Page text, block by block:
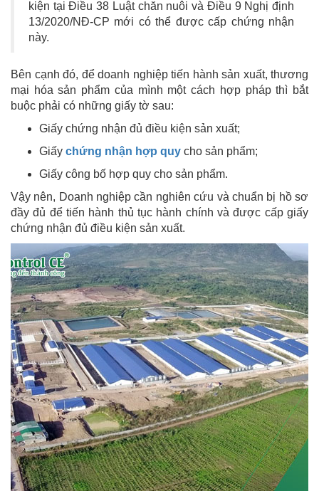
kiện tại Điều 38 Luật chăn nuôi và Điều 9 Nghị định
13/2020/NĐ-CP mới có thể được cấp chứng nhận
này.
Bên cạnh đó, để doanh nghiệp tiến hành sản xuất, thương
mại hóa sản phẩm của mình một cách hợp pháp thì bắt
buộc phải có những giấy tờ sau:
Giấy chứng nhận đủ điều kiện sản xuất;
Giấy chứng nhận hợp quy cho sản phẩm;
Giấy công bố hợp quy cho sản phẩm.
Vậy nên, Doanh nghiệp cần nghiên cứu và chuẩn bị hồ sơ
đầy đủ để tiến hành thủ tục hành chính và được cấp giấy
chứng nhận đủ điều kiện sản xuất.